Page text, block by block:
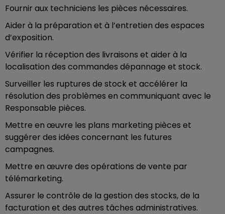
Fournir aux techniciens les pièces nécessaires.
Aider à la préparation et à l’entretien des espaces
d’exposition.
Vérifier la réception des livraisons et aider à la
localisation des commandes dépannage et stock.
Surveiller les ruptures de stock et accélérer la
résolution des problèmes en communiquant avec le
Responsable pièces.
Mettre en œuvre les plans marketing pièces et
suggérer des idées concernant les futures
campagnes.
Mettre en œuvre des opérations de vente par
télémarketing.
Assurer le contrôle de la gestion des stocks, de la
facturation et des autres tâches administratives.